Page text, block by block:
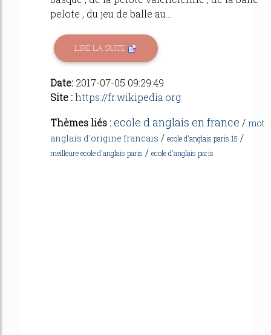
pelote , du jeu de balle au...
LIRE LA SUITE
Date: 2017-07-05 09:29:49
Site :https://fr.wikipedia.org
Thèmes liés :ecole d anglais en france / mot
anglais d'origine francais / ecole d'anglais paris 15 /
meilleure ecole d'anglais paris / ecole d'anglais paris